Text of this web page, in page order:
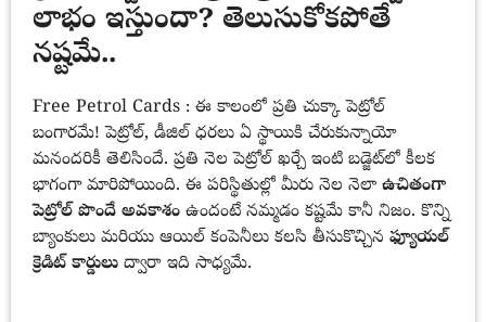
లాభం ఇస్తుందా? తెలుసుకోకపోతే
నష్టమే..
Free Petrol Cards : ఈ కాలంలో ప్రతి చుక్కా పెట్రోల్
బంగారమే! పెట్రోల్, డీజిల్ ధరలు ఏ స్థాయికి చేరుకున్నాయో
మనందరికీ తెలిసిందే. ప్రతి నెల పెట్రోల్ ఖర్చే ఇంటి బడ్జెట్‌లో కీలక
భాగంగా మారిపోయింది. ఈ పరిస్థితుల్లో మీరు నెల నెలా ఉచితంగా
పెట్రోల్ పొందే అవకాశం ఉందంటే నమ్మడం కష్టమే కానీ నిజం. కొన్ని
బ్యాంకులు మరియు ఆయిల్ కంపెనీలు కలసి తీసుకొచ్చిన ఫ్యూయల్
క్రెడిట్ కార్డులు ద్వారా ఇది సాధ్యమే.